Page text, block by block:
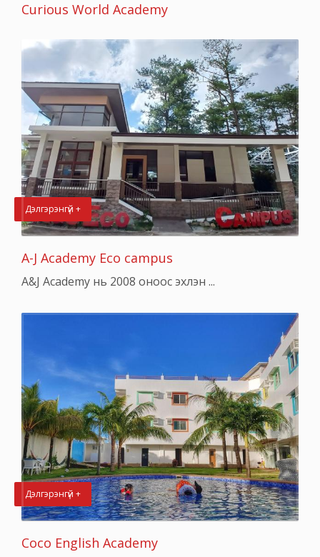
Curious World Academy
Дэлгэрэнгүй +
A-J Academy Eco campus
A&J Academy нь 2008 оноос эхлэн ...
Дэлгэрэнгүй +
Coco English Academy